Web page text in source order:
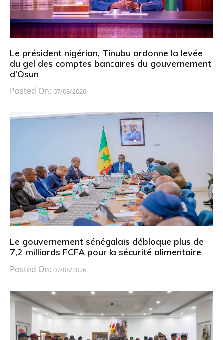
Le président nigérian, Tinubu ordonne la levée
du gel des comptes bancaires du gouvernement
d’Osun
Posted On: 07/08/2026
Le gouvernement sénégalais débloque plus de
7,2 milliards FCFA pour la sécurité alimentaire
Posted On: 07/08/2026